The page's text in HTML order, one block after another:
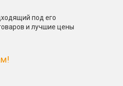
под его
и лучшие цены